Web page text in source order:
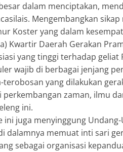
dalam menciptakan,
Mengembangkan
Koster yang dalam
Kwartir Daerah Gerakan
yang tinggi terhadap geliat
wajib di berbagai jenjang
yang dilakukan
zaman, ilmu
ini.
ini juga menyinggung
dalamnya memuat inti sari
sebagai organisasi